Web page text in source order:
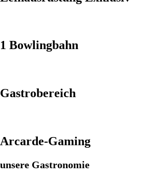
1 Bowlingbahn
Gastrobereich
Arcarde-Gaming
unsere Gastronomie